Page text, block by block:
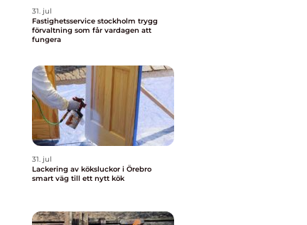
31. jul
Fastighetsservice stockholm trygg
förvaltning som får vardagen att
fungera
31. jul
Lackering av köksluckor i Örebro
smart väg till ett nytt kök